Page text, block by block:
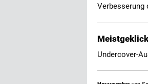
Undercover-